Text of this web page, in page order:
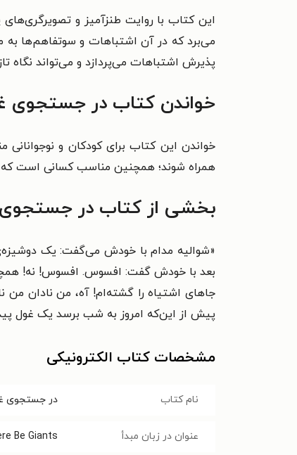
این کتاب با روایت طنزآمیز و تصویرگری‌های
می‌برد که در آن اشتباهات و سوتفاهم‌ها به
پذیرش اشتباهات می‌پردازد و می‌تواند نگاه
خواندن کتاب در جستجوی
خواندن این کتاب برای کودکان و
همراه شوند؛ همچنین مناسب کسانی است که
بخشی از کتاب در
«شوالیه مدام با خودش می‌گفت: یک
بعد با خودش گفت: افسوس. افسوس! نه!
جاهای اشتیاه را گشته‌ام! آه، من نادان من
پیش از این‌که امروز به شب برسد یک غول
مشخصات کتاب الکترونیکی
نام کتاب در جستجوی
عنوان در زبان مبدأ Be Giants